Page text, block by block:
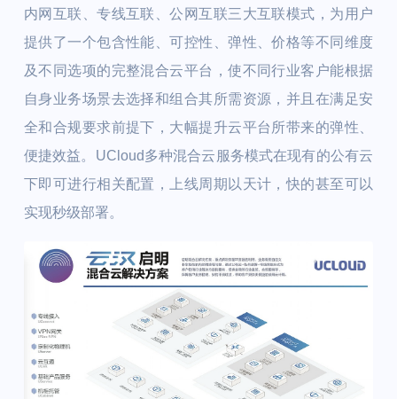
内网互联、专线互联、公网互联三大互联模式，为用户
提供了一个包含性能、可控性、弹性、价格等不同维度
及不同选项的完整混合云平台，使不同行业客户能根据
自身业务场景去选择和组合其所需资源，并且在满足安
全和合规要求前提下，大幅提升云平台所带来的弹性、
便捷效益。UCloud多种混合云服务模式在现有的公有云
下即可进行相关配置，上线周期以天计，快的甚至可以
实现秒级部署。